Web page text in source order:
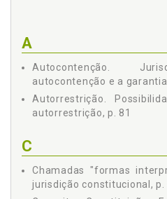
Federação norte-
3.2.4 Tribunais
federal, p. 57
3.2.5 Controle da
federativa de Estado, p. 59
Capítulo 4 - Relações entre
Democracia, p. 63
4.1 Constitucionalismo e
4.2 As dificuldades
A
Autocontenção.
autocontenção e a
Autorrestrição.
autorrestrição, p. 81
C
Chamadas "formas
jurisdição constitucional, p.